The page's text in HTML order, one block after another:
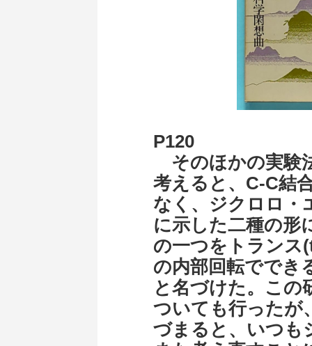
P120
そのほかの実験
考えると、C‐C結
なく、ジクロロ・
に示した二種の形
の一つをトランス
の内部回転ででき
と名づけた。この
ついても行ったが
づまると、いつも